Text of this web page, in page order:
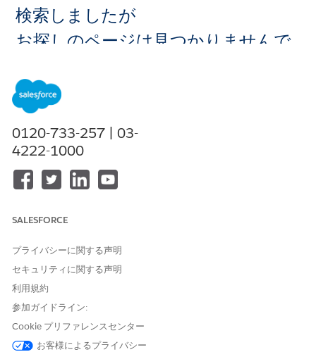
検索しましたが
お探しのページは見つかりませんで
0120-733-257 | 03-
4222-1000
SALESFORCE
プライバシーに関する声明
セキュリティに関する声明
利用規約
参加ガイドライン:
Cookie プリファレンスセンター
お客様によるプライバシー